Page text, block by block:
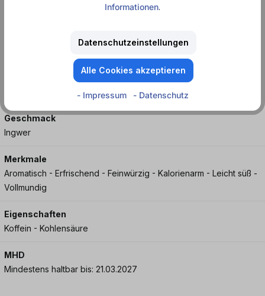
Koffeinhaltiges Erfrischungsgetränk mit Zucker und
Geschmack
Ingwer
Merkmale
Aromatisch - Erfrischend - Feinwürzig - Kalorienarm - Leicht süß -
Vollmundig
Eigenschaften
Koffein - Kohlensäure
MHD
Mindestens haltbar bis: 21.03.2027
Informationen.
Datenschutzeinstellungen
Alle Cookies akzeptieren
- Impressum - Datenschutz